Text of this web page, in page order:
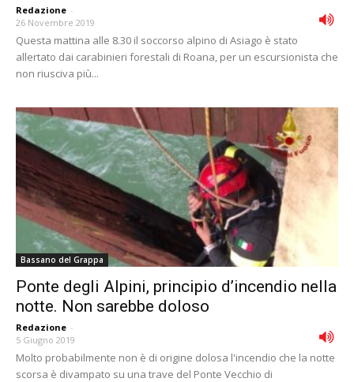
Redazione -
26 Novembre 2019
Questa mattina alle 8.30 il soccorso alpino di Asiago è stato
allertato dai carabinieri forestali di Roana, per un escursionista che
non riusciva più...
Bassano del Grappa
Ponte degli Alpini, principio d’incendio nella
notte. Non sarebbe doloso
Redazione -
5 Giugno 2019
Molto probabilmente non è di origine dolosa l'incendio che la notte
scorsa è divampato su una trave del Ponte Vecchio di